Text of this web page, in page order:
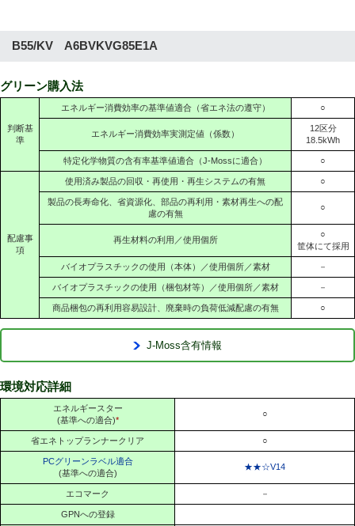
B55/KV A6BVKVG85E1A
グリーン購入法
判断基
準
エネルギー消費効率の基準値適合（省エネ法の遵守） ○
エネルギー消費効率実測定値（係数）
12区分
18.5kWh
特定化学物質の含有率基準値適合（J-Mossに適合） ○
配慮事
項
使用済み製品の回収・再使用・再生システムの有無 ○
製品の長寿命化、省資源化、部品の再利用・素材再生への配
慮の有無
○
再生材料の利用／使用個所
○
筐体にて採用
バイオプラスチックの使用（本体）／使用個所／素材 －
バイオプラスチックの使用（梱包材等）／使用個所／素材 －
商品梱包の再利用容易設計、廃棄時の負荷低減配慮の有無 ○
J-Moss含有情報
環境対応詳細
エネルギースター
(基準への適合)*
○
省エネトップランナークリア ○
PCグリーンラベル適合
(基準への適合)
★★☆V14
エコマーク －
GPNへの登録